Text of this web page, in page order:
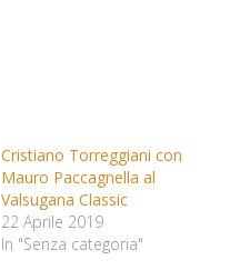
Cristiano Torreggiani con
Mauro Paccagnella al
Valsugana Classic
22 Aprile 2019
In "Senza categoria"